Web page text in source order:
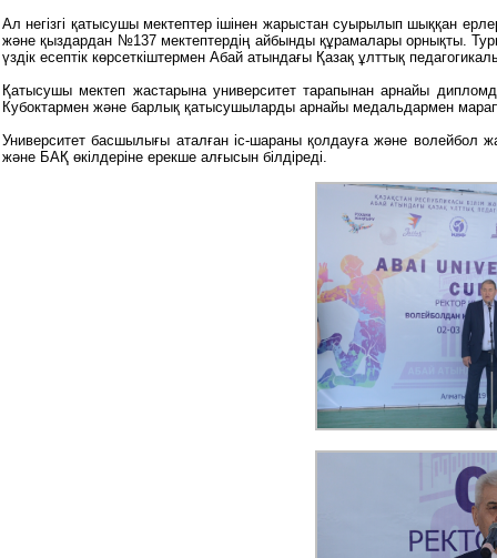
Ал негізгі қатысушы мектептер ішінен жарыстан суырылып шыққан
және қыздардан №137 мектептердің айбынды құрамалары орнықты.
үздік есептік көрсеткіштермен Абай атындағы Қазақ ұлттық
Қатысушы мектеп жастарына университет тарапынан арнайы
Кубоктармен және барлық қатысушыларды арнайы медальдармен
Университет басшылығы аталған іс-шараны қолдауға және волейбол
және БАҚ өкілдеріне ерекше алғысын білдіреді.